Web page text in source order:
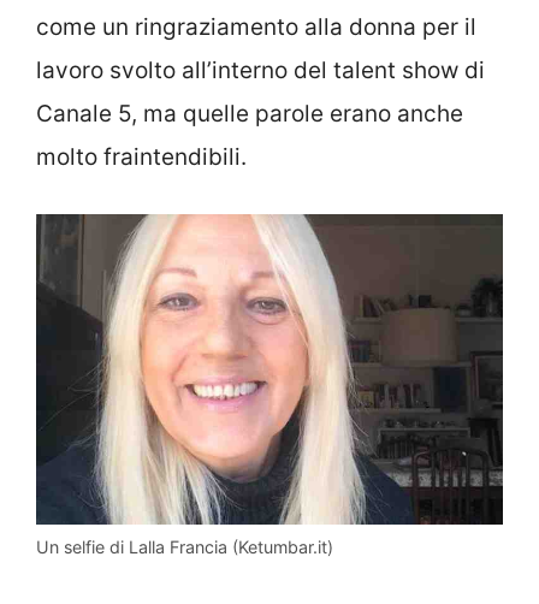
come un ringraziamento alla donna per il
lavoro svolto all’interno del talent show di
Canale 5, ma quelle parole erano anche
molto fraintendibili.
Un selfie di Lalla Francia (Ketumbar.it)